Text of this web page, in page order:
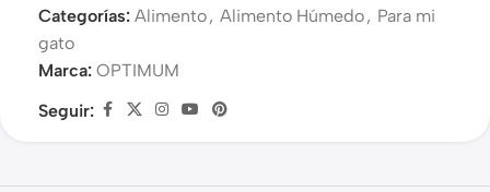
Categorías: Alimento, Alimento Húmedo, Para mi
gato
Marca: OPTIMUM
Seguir: